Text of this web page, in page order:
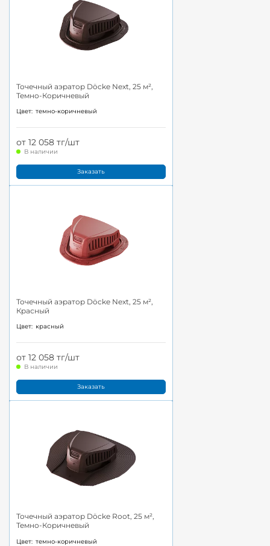
Точечный аэратор Döcke Next, 25 м²,
Темно-Коричневый
Цвет: темно-коричневый
от 12 058 тг/шт
В наличии
Заказать
Точечный аэратор Döcke Next, 25 м²,
Красный
Цвет: красный
от 12 058 тг/шт
В наличии
Заказать
Точечный аэратор Döcke Root, 25 м²,
Темно-Коричневый
Цвет: темно-коричневый